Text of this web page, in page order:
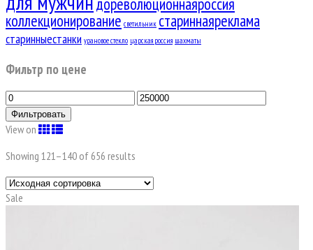
коллекционирование светильник стариннаяреклама
старинныестанки урановое стекло царская россия шахматы
Фильтр по цене
Фильтровать
View on
Showing 121–140 of 656 results
Sale